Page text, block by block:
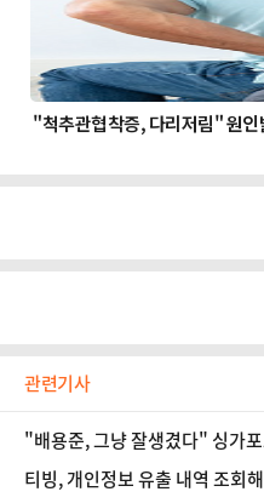
관련기사
"배용준, 그냥 잘생겼다" 싱가
티빙, 개인정보 유출 내역 조회